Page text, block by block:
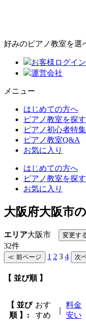
好みのピアノ教室を選
お客様ログイン
運営会社
メニュー
はじめての方へ
ピアノ教室を探す
ピアノ初心者特集
ピアノ教室Q&A
お気に入り
はじめての方へ
ピアノ教室を探す
お気に入り
大阪府大阪市
エリア大阪市
32件
1 2 3 4
【 並び順 】
【 並び
順 】:
おす
すめ
料金
安い